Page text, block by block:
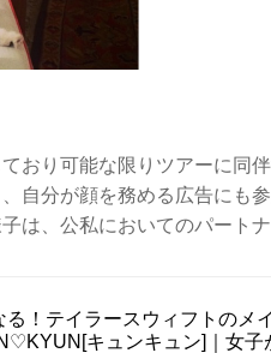
おり可能な限りツアーに同
自分が顔を務める広告にも
は、公私においてのパート
る！テイラースウィフトのメ
キュンキュン]｜女子